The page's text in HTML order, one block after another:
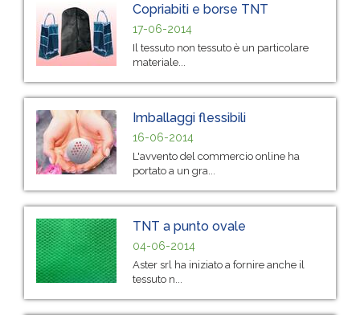
Copriabiti e borse TNT
17-06-2014
Il tessuto non tessuto è un particolare
materiale...
Imballaggi flessibili
16-06-2014
L'avvento del commercio online ha
portato a un gra...
TNT a punto ovale
04-06-2014
Aster srl ha iniziato a fornire anche il
tessuto n...